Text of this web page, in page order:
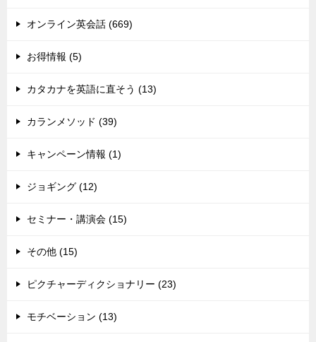
オンライン英会話 (669)
お得情報 (5)
カタカナを英語に直そう (13)
カランメソッド (39)
キャンペーン情報 (1)
ジョギング (12)
セミナー・講演会 (15)
その他 (15)
ピクチャーディクショナリー (23)
モチベーション (13)